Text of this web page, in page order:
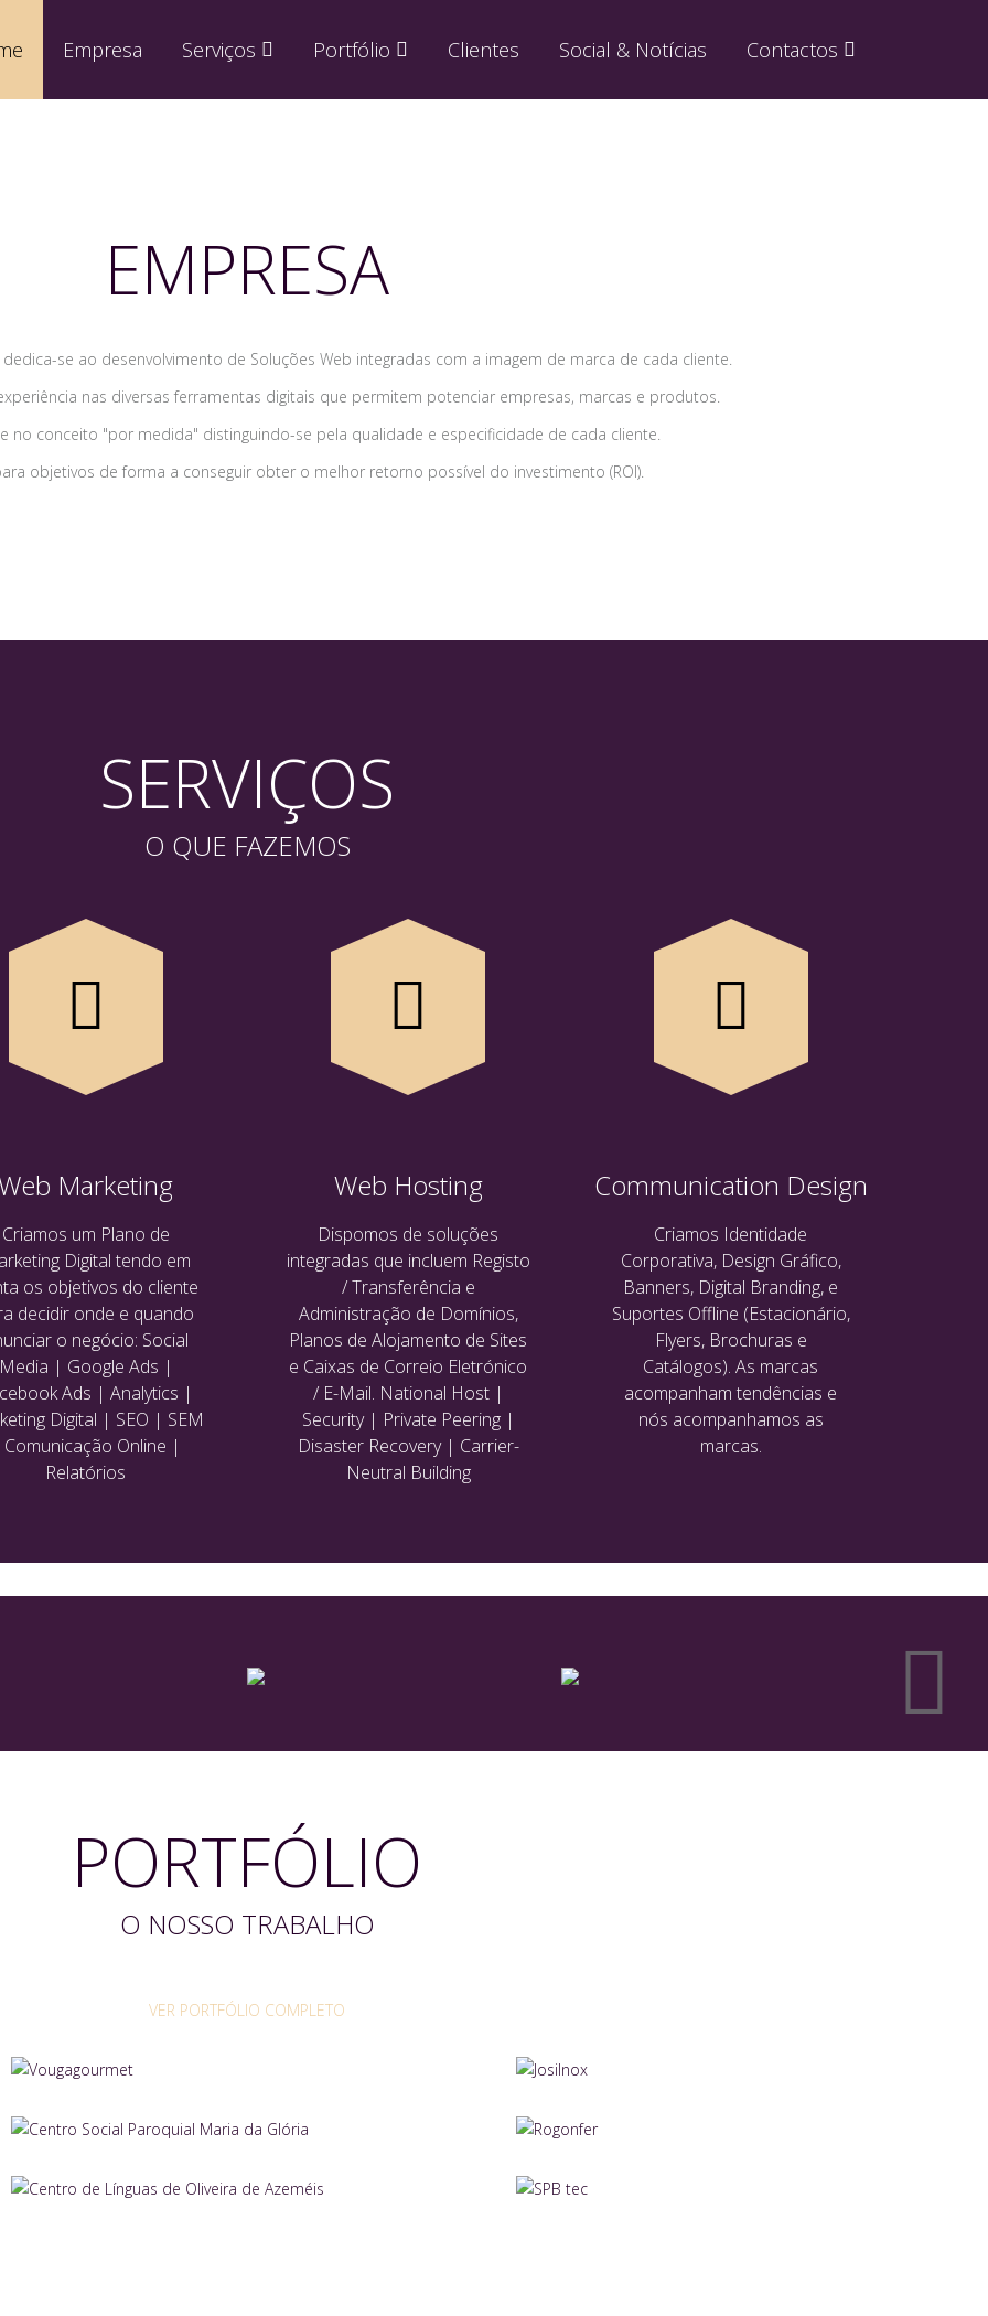
Empresa Serviços Portfólio Clientes Social & Notícias Contactos
EMPRESA
se ao desenvolvimento de Soluções Web integradas com a imagem de marca de cada cliente.
nas diversas ferramentas digitais que permitem potenciar empresas, marcas e produtos.
no conceito "por medida" distinguindo-se pela qualidade e especificidade de cada cliente.
objetivos de forma a conseguir obter o melhor retorno possível do investimento (ROI).
SERVIÇOS
O QUE FAZEMOS
Marketing
Criamos um Plano de
Digital tendo em
os objetivos do cliente
decidir onde e quando
o negócio: Social
Media | Google Ads |
Ads | Analytics |
Digital | SEO | SEM
Online |
Relatórios
Web Hosting
Dispomos de soluções
integradas que incluem Registo
/ Transferência e
Administração de Domínios,
Planos de Alojamento de Sites
e Caixas de Correio Eletrónico
/ E-Mail. National Host |
Security | Private Peering |
Disaster Recovery | Carrier-
Neutral Building
Communication Design
Criamos Identidade
Corporativa, Design Gráfico,
Banners, Digital Branding, e
Suportes Offline (Estacionário,
Flyers, Brochuras e
Catálogos). As marcas
acompanham tendências e
nós acompanhamos as
marcas.
PORTFÓLIO
O NOSSO TRABALHO
VER PORTFÓLIO COMPLETO